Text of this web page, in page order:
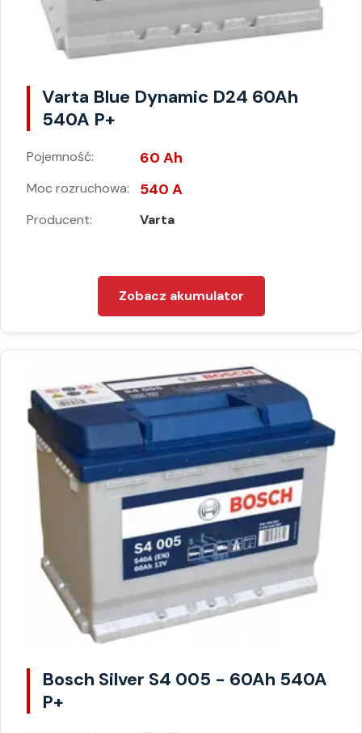
Varta Blue Dynamic D24 60Ah
540A P+
Pojemność: 60 Ah
Moc rozruchowa: 540 A
Producent: Varta
Zobacz akumulator
Bosch Silver S4 005 - 60Ah 540A
P+